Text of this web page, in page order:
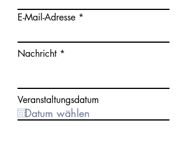
E-Mail-Adresse
Nachricht
Veranstaltungsdatum